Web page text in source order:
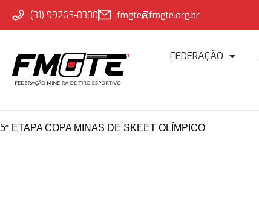
(31) 99265-0300 fmgte@fmgte.org.br
FEDERAÇÃO
5ª ETAPA COPA MINAS DE SKEET OLÍMPICO